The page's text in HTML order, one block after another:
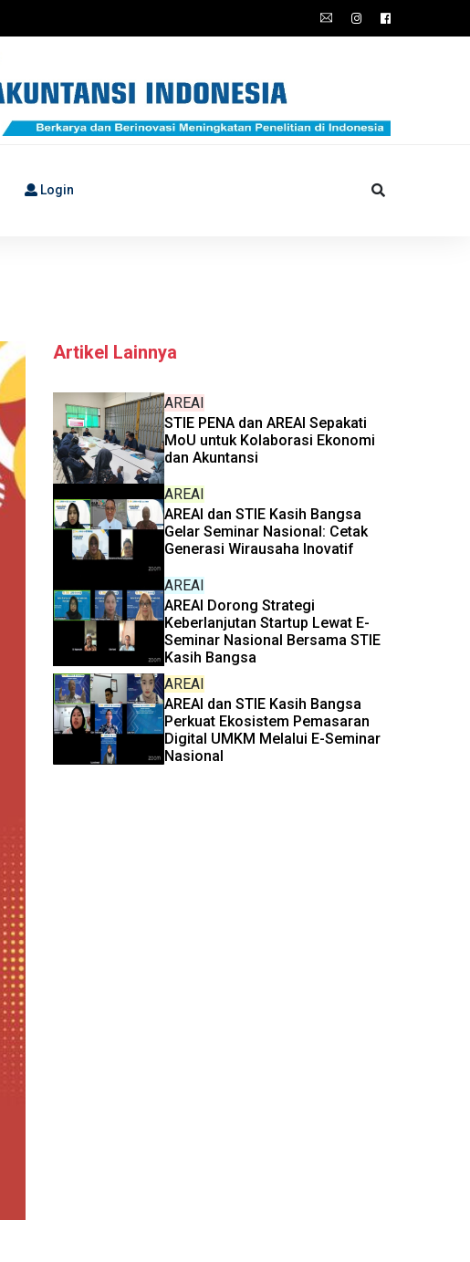
Login
Artikel Lainnya
AREAI
STIE PENA dan AREAI Sepakati
MoU untuk Kolaborasi Ekonomi
dan Akuntansi
AREAI
AREAI dan STIE Kasih Bangsa
Gelar Seminar Nasional: Cetak
Generasi Wirausaha Inovatif
AREAI
AREAI Dorong Strategi
Keberlanjutan Startup Lewat E-
Seminar Nasional Bersama STIE
Kasih Bangsa
AREAI
AREAI dan STIE Kasih Bangsa
Perkuat Ekosistem Pemasaran
Digital UMKM Melalui E-Seminar
Nasional